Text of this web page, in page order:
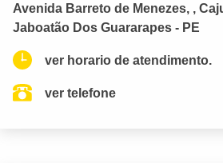
Avenida Barreto de Menezes, ,
Jaboatão Dos Guararapes - PE
ver horario de atendimento.
ver telefone